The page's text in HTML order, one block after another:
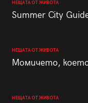
НЕЩАТА ОТ ЖИВОТА
Summer City
НЕЩАТА ОТ ЖИВОТА
Момичето,
НЕЩАТА ОТ ЖИВОТА